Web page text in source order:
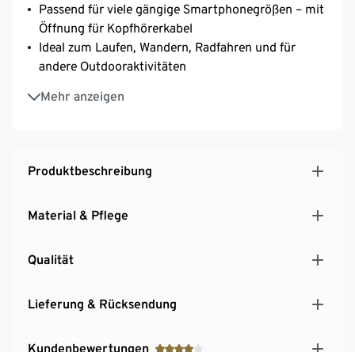
Passend für viele gängige Smartphonegrößen – mit
Öffnung für Kopfhörerkabel
Ideal zum Laufen, Wandern, Radfahren und für
andere Outdooraktivitäten
Mehr anzeigen
Mit reflektierendem Streifen
Weitenverstellbarer, elastischer Gürtel mit
Produktbeschreibung
Material & Pflege
Qualität
Lieferung & Rücksendung
Kundenbewertungen